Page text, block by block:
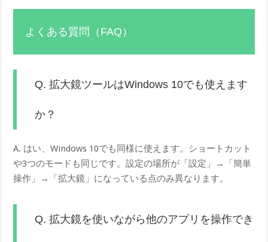
よくある質問（FAQ）
Q. 拡大鏡ツールはWindows 10でも使えます
か？
A. はい、Windows 10でも同様に使えます。ショートカット
や3つのモードも同じです。設定の場所が「設定」→「簡単
操作」→「拡大鏡」になっている点のみ異なります。
Q. 拡大鏡を使いながら他のアプリを操作でき